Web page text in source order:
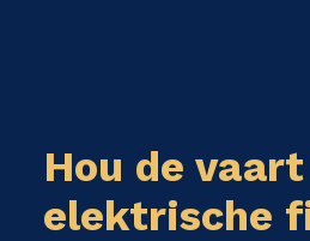
Hou de
elektrische